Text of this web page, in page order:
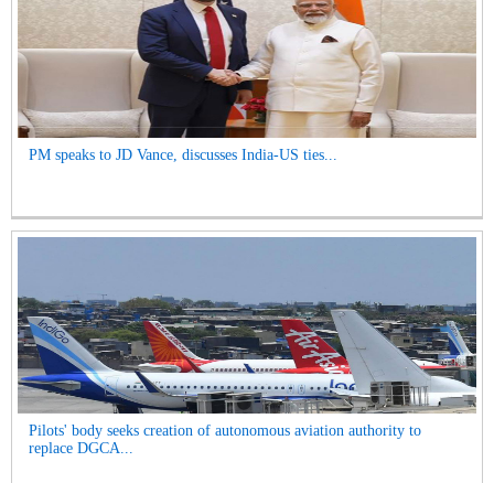
PM speaks to JD Vance, discusses India-US ties...
Pilots' body seeks creation of autonomous aviation authority to
replace DGCA...